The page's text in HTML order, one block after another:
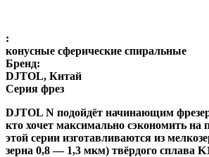
:
конусные сферические спиральные
Бренд:
DJTOL, Китай
Серия фрез
DJTOL N подойдёт начинающим
кто хочет максимально сэкономить на
этой серии изготавливаются из
зерна 0,8 — 1,3 мкм) твёрдого сплава